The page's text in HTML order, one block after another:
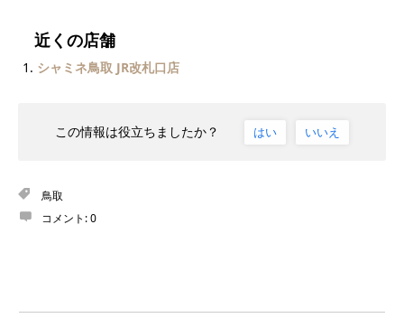
近くの店舗
シャミネ鳥取 JR改札口店
この情報は役立ちましたか？ はい いいえ
鳥取
コメント:0